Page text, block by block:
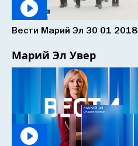
Вести Марий Эл 30 01 2018
Марий Эл Увер